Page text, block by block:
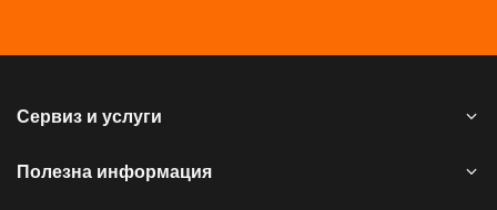
Сервиз и услуги
Полезна информация